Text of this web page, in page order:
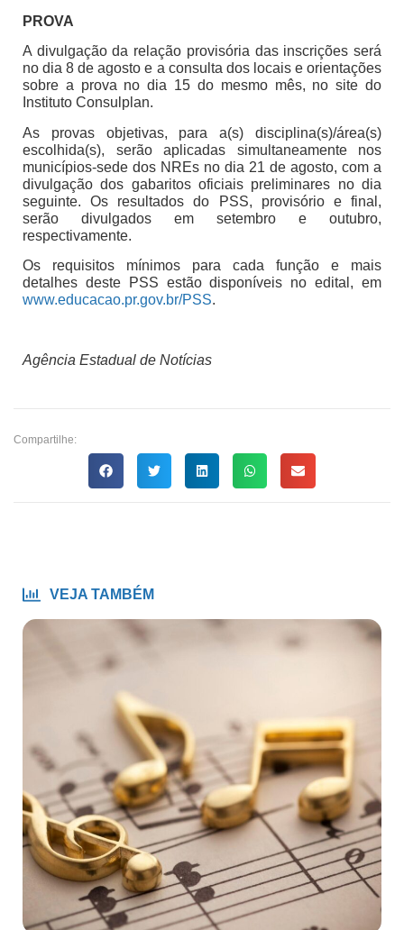
PROVA
A divulgação da relação provisória das inscrições será
no dia 8 de agosto e a consulta dos locais e orientações
sobre a prova no dia 15 do mesmo mês, no site do
Instituto Consulplan.
As provas objetivas, para a(s) disciplina(s)/área(s)
escolhida(s), serão aplicadas simultaneamente nos
municípios-sede dos NREs no dia 21 de agosto, com a
divulgação dos gabaritos oficiais preliminares no dia
seguinte. Os resultados do PSS, provisório e final,
serão divulgados em setembro e outubro,
respectivamente.
Os requisitos mínimos para cada função e mais
detalhes deste PSS estão disponíveis no edital, em
www.educacao.pr.gov.br/PSS.
Agência Estadual de Notícias
Compartilhe:
VEJA TAMBÉM